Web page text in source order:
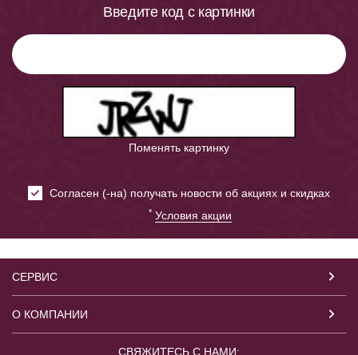
Введите код с картинки
Поменять картинку
Cогласен (-на) получать новости об акциях и скидках
* Условия акции
СЕРВИС
О КОМПАНИИ
СВЯЖИТЕСЬ С НАМИ: